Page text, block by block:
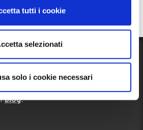
tutti i cookie
selezionati
solo i cookie necessari
about our campsite and its
blog!